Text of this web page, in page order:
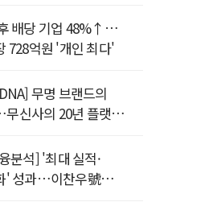
배당 기업 48%↑…
728억원 '개인 최다'
무명 브랜드의
신사의 20년 플랫폼
분석] '최대 실적·
' 성과…이찬우號